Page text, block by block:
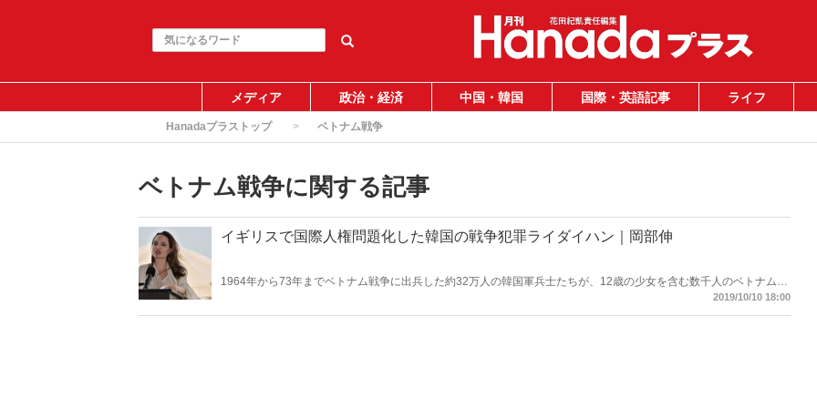
メディア 政治・経済 中国・韓国 国際・英語記事 ライフ
Hanadaプラストップ ベトナム戦争
ベトナム戦争に関する記事
イギリスで国際人権問題化した韓国の戦争犯罪ライダイハン｜岡部伸
1964年から73年までベトナム戦争に出兵した約32万人の韓国軍兵士たちが、12歳の少女を含む数千人のベトナム人
女性を強姦し、5,000人から30,000人の混血児が生まれた――韓国が、文在寅大統領が、今もひた隠す戦争犯罪に対
2019/10/10 18:00